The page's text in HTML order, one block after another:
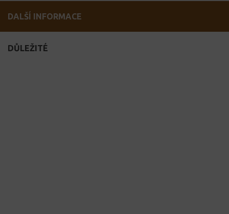
DALŠÍ INFORMACE
DŮLEŽITÉ